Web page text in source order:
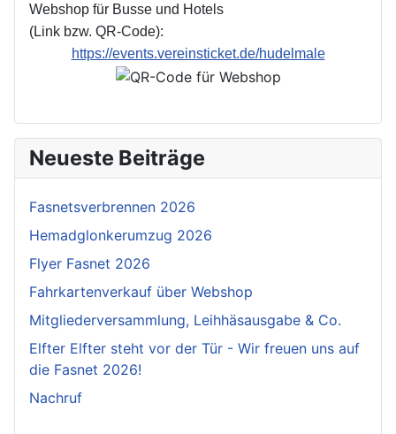
Webshop für Busse und Hotels
(Link bzw. QR-Code):
https://events.vereinsticket.de/hudelmale
Neueste Beiträge
Fasnetsverbrennen 2026
Hemadglonkerumzug 2026
Flyer Fasnet 2026
Fahrkartenverkauf über Webshop
Mitgliederversammlung, Leihhäsausgabe & Co.
Elfter Elfter steht vor der Tür - Wir freuen uns auf
die Fasnet 2026!
Nachruf